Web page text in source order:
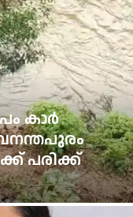
കാർ
പരിക്ക്